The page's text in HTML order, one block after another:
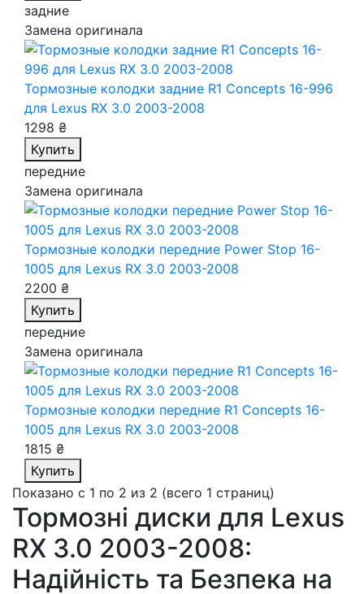
задние
Замена оригинала
Тормозные колодки задние R1 Concepts 16-996
для Lexus RX 3.0 2003-2008
1298 ₴
Купить
передние
Замена оригинала
Тормозные колодки передние Power Stop 16-
1005 для Lexus RX 3.0 2003-2008
2200 ₴
Купить
передние
Замена оригинала
Тормозные колодки передние R1 Concepts 16-
1005 для Lexus RX 3.0 2003-2008
1815 ₴
Купить
Показано с 1 по 2 из 2 (всего 1 страниц)
Тормозні диски для Lexus
RX 3.0 2003-2008:
Надійність та Безпека на